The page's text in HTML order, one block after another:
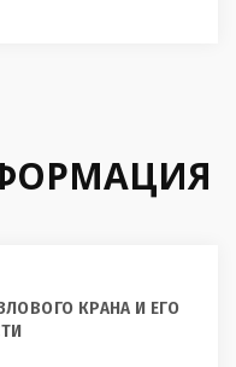
КРАНА И ЕГО